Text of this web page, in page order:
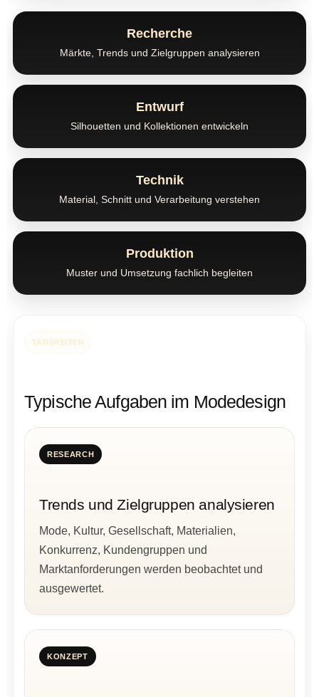
Recherche
Märkte, Trends und Zielgruppen analysieren
Entwurf
Silhouetten und Kollektionen entwickeln
Technik
Material, Schnitt und Verarbeitung verstehen
Produktion
Muster und Umsetzung fachlich begleiten
TÄTIGKEITEN
Typische Aufgaben im Modedesign
RESEARCH
Trends und Zielgruppen analysieren
Mode, Kultur, Gesellschaft, Materialien,
Konkurrenz, Kundengruppen und
Marktanforderungen werden beobachtet und
ausgewertet.
KONZEPT